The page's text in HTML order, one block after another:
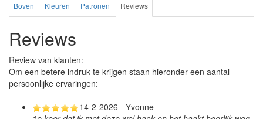
Boven Kleuren Patronen Reviews
Reviews
Review van klanten:
Om een betere indruk te krijgen staan hieronder een aantal
persoonlijke ervaringen:
14-2-2026 - Yvonne